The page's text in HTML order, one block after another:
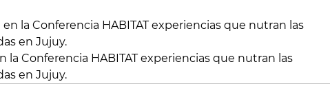
la Conferencia HABITAT experiencias que nutran las
en Jujuy.